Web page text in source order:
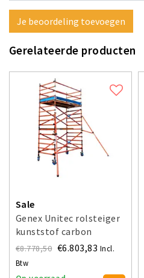
Je beoordeling toevoegen
Gerelateerde producten
Sale
Genex Unitec rolsteiger
kunststof carbon
135x200 werkhoogte 4 m
€8.778,50 €6.803,83 Incl.
Btw